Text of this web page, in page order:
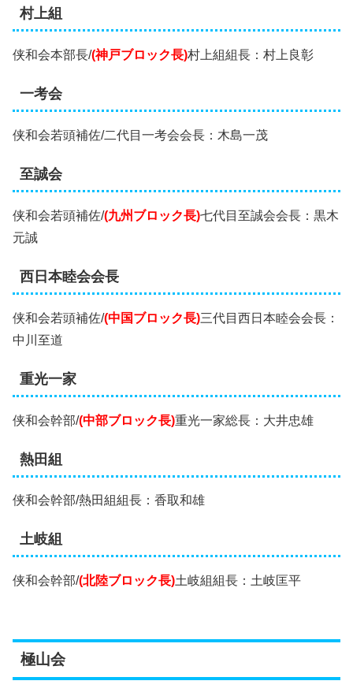
村上組
侠和会本部長/(神戸ブロック長)村上組組長：村上良彰
一考会
侠和会若頭補佐/二代目一考会会長：木島一茂
至誠会
侠和会若頭補佐/(九州ブロック長)七代目至誠会会長：黒木
元誠
西日本睦会会長
侠和会若頭補佐/(中国ブロック長)三代目西日本睦会会長：
中川至道
重光一家
侠和会幹部/(中部ブロック長)重光一家総長：大井忠雄
熱田組
侠和会幹部/熱田組組長：香取和雄
土岐組
侠和会幹部/(北陸ブロック長)土岐組組長：土岐匡平
極山会